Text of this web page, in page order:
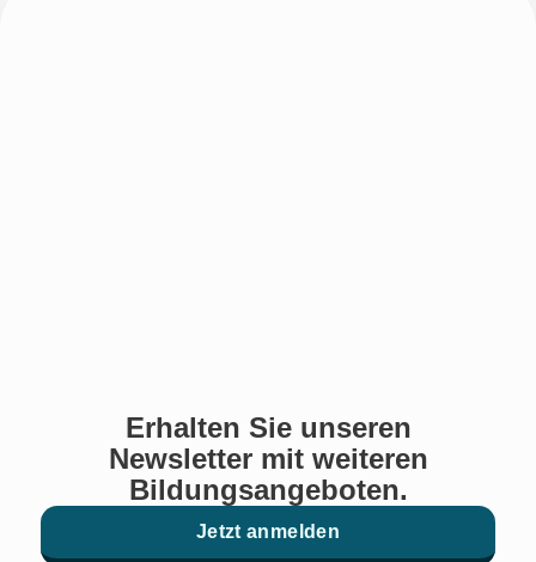
Erhalten Sie unseren
Newsletter mit weiteren
Bildungsangeboten.
Jetzt anmelden